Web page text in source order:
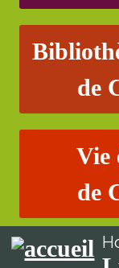
de
Vie
de